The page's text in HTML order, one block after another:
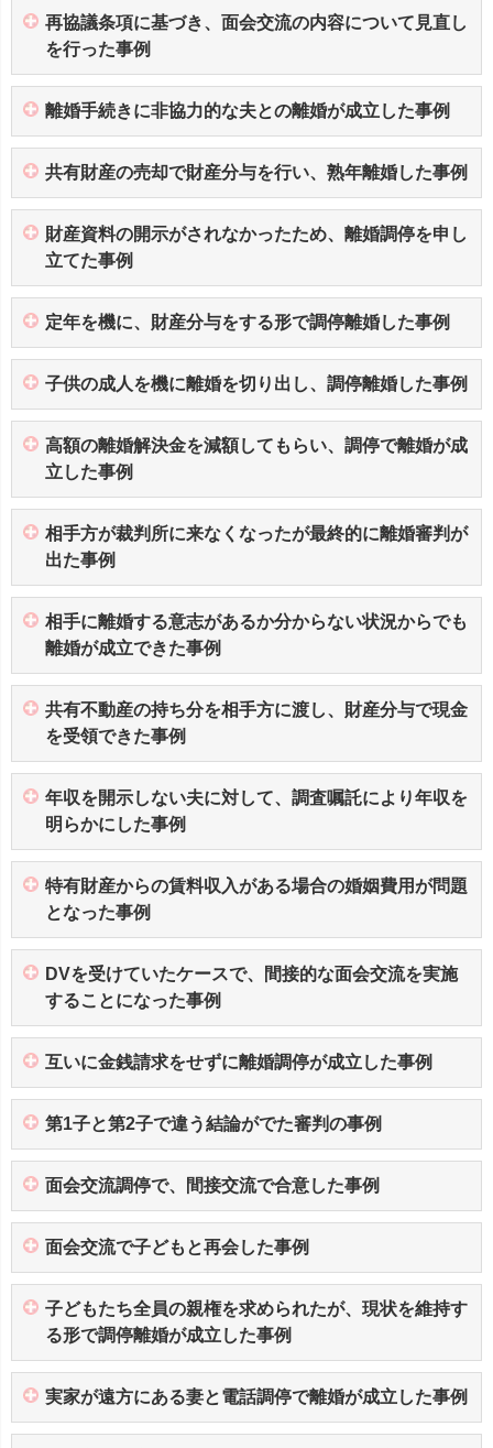
再協議条項に基づき、面会交流の内容について見直し
を行った事例
離婚手続きに非協力的な夫との離婚が成立した事例
共有財産の売却で財産分与を行い、熟年離婚した事例
財産資料の開示がされなかったため、離婚調停を申し
立てた事例
定年を機に、財産分与をする形で調停離婚した事例
子供の成人を機に離婚を切り出し、調停離婚した事例
高額の離婚解決金を減額してもらい、調停で離婚が成
立した事例
相手方が裁判所に来なくなったが最終的に離婚審判が
出た事例
相手に離婚する意志があるか分からない状況からでも
離婚が成立できた事例
共有不動産の持ち分を相手方に渡し、財産分与で現金
を受領できた事例
年収を開示しない夫に対して、調査嘱託により年収を
明らかにした事例
特有財産からの賃料収入がある場合の婚姻費用が問題
となった事例
DVを受けていたケースで、間接的な面会交流を実施
することになった事例
互いに金銭請求をせずに離婚調停が成立した事例
第1子と第2子で違う結論がでた審判の事例
面会交流調停で、間接交流で合意した事例
面会交流で子どもと再会した事例
子どもたち全員の親権を求められたが、現状を維持す
る形で調停離婚が成立した事例
実家が遠方にある妻と電話調停で離婚が成立した事例